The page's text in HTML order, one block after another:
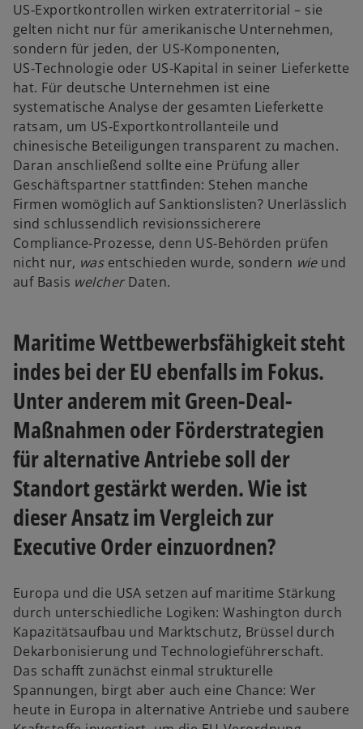
k
a
r
t
e
g
e
ö
f
f
n
e
t
US‑Exportkontrollen wirken extraterritorial – sie
gelten nicht nur für amerikanische Unternehmen,
sondern für jeden, der US‑Komponenten,
US‑Technologie oder US‑Kapital in seiner Lieferkette
hat. Für deutsche Unternehmen ist eine
systematische Analyse der gesamten Lieferkette
ratsam, um US‑Exportkontrollanteile und
chinesische Beteiligungen transparent zu machen.
Daran anschließend sollte eine Prüfung aller
Geschäftspartner stattfinden: Stehen manche
Firmen womöglich auf Sanktionslisten? Unerlässlich
sind schlussendlich revisionssicherere
Compliance‑Prozesse, denn US‑Behörden prüfen
nicht nur, wasentschieden wurde, sondern wieund
auf Basis welcherDaten.
Maritime Wettbewerbsfähigkeit steht
indes bei der EU ebenfalls im Fokus.
Unter anderem mit Green-Deal-
Maßnahmen oder Förderstrategien
für alternative Antriebe soll der
Standort gestärkt werden. Wie ist
dieser Ansatz im Vergleich zur
Executive Order einzuordnen?
Europa und die USA setzen auf maritime Stärkung
durch unterschiedliche Logiken: Washington durch
Kapazitätsaufbau und Marktschutz, Brüssel durch
Dekarbonisierung und Technologieführerschaft.
Das schafft zunächst einmal strukturelle
Spannungen, birgt aber auch eine Chance: Wer
heute in Europa in alternative Antriebe und saubere